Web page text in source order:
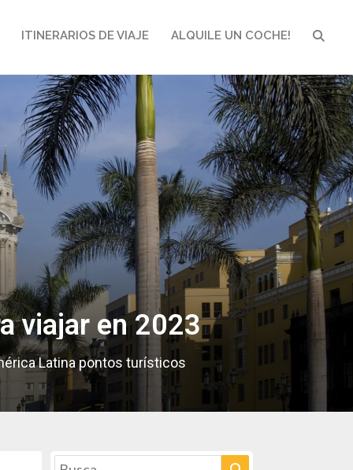
ITINERARIOS DE VIAJE ALQUILE UN COCHE!
viajar en 2023
Latina pontos turísticos